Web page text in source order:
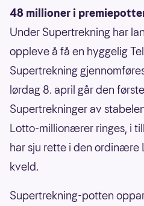
48 millioner i
Under Supertrekning har
oppleve å få en hyggelig
Supertrekning
lørdag 8. april går den
Supertrekninger av
Lotto-millionærer ringes, i
har sju rette i den ordinære
kveld.
Supertrekning-potten